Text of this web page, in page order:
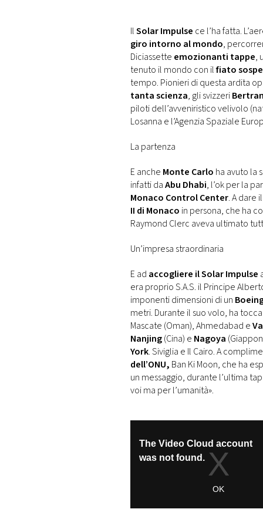
RMC
CONSIGLIA
IlSolar Impulse ce l’ha fatta.
giro intorno al mondo,
Diciassette emozionanti tappe,
tenuto il mondo con ilfiato
tempo. Pionieri di questa ardita
tanta scienza, gli svizzeri
piloti dell’avveniristico velivolo
Losanna e l’Agenzia Spaziale
La partenza
E anche Monte Carlo ha avuto la
infatti daAbu Dhabi, l’ok per la
Monaco Control Center. A dare
II di Monaco in persona, che ha
Raymond Clerc aveva ultimato
Un’impresa straordinaria
E ad accogliere il Solar Impulse
era proprio S.A.S. il Principe
imponenti dimensioni di un
metri. Durante il suo volo, ha
Mascate (Oman), Ahmedabad e
Nanjing(Cina) e Nagoya
York. Siviglia e Il Cairo. A
dell’ONU, Ban Ki Moon, che ha
un messaggio, durante l’ultima
voi ma per l’umanità».